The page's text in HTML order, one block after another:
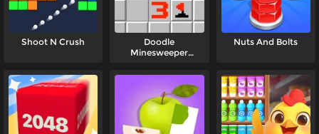
Shoot N Crush
Doodle
Minesweeper
Nuts And Bolts